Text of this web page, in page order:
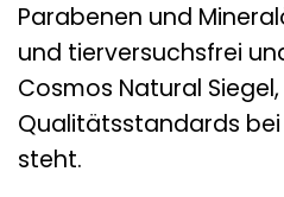
Parabenen und
und tierversuchsfrei
Cosmos Natural
Qualitätsstandards
steht.